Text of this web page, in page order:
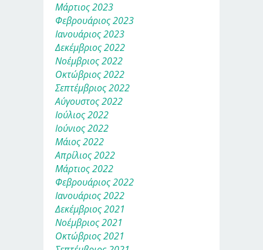
Μάρτιος 2023
Φεβρουάριος 2023
Ιανουάριος 2023
Δεκέμβριος 2022
Νοέμβριος 2022
Οκτώβριος 2022
Σεπτέμβριος 2022
Αύγουστος 2022
Ιούλιος 2022
Ιούνιος 2022
Μάιος 2022
Απρίλιος 2022
Μάρτιος 2022
Φεβρουάριος 2022
Ιανουάριος 2022
Δεκέμβριος 2021
Νοέμβριος 2021
Οκτώβριος 2021